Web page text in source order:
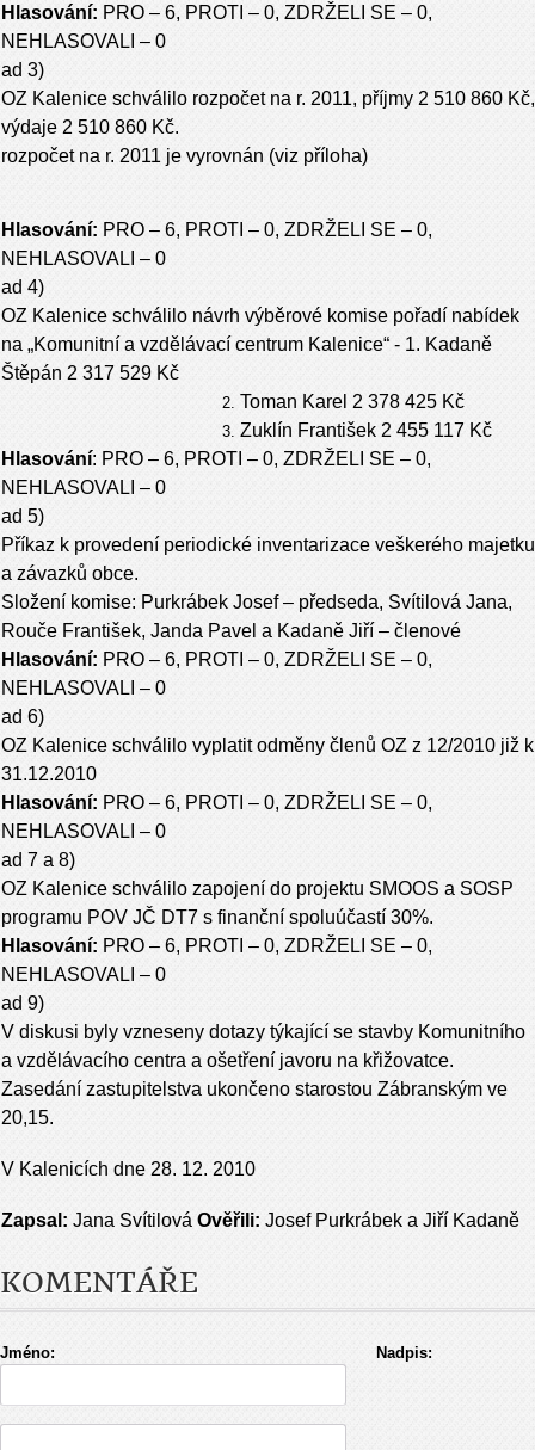
Hlasování: PRO – 6, PROTI – 0, ZDRŽELI SE – 0,
NEHLASOVALI – 0
ad 3)
OZ Kalenice schválilo rozpočet na r. 2011, příjmy 2 510 860 Kč,
výdaje 2 510 860 Kč.
rozpočet na r. 2011 je vyrovnán (viz příloha)
Hlasování: PRO – 6, PROTI – 0, ZDRŽELI SE – 0,
NEHLASOVALI – 0
ad 4)
OZ Kalenice schválilo návrh výběrové komise pořadí nabídek
na „Komunitní a vzdělávací centrum Kalenice“ - 1. Kadaně
Štěpán 2 317 529 Kč
Toman Karel 2 378 425 Kč
Zuklín František 2 455 117 Kč
Hlasování: PRO – 6, PROTI – 0, ZDRŽELI SE – 0,
NEHLASOVALI – 0
ad 5)
Příkaz k provedení periodické inventarizace veškerého majetku
a závazků obce.
Složení komise: Purkrábek Josef – předseda, Svítilová Jana,
Rouče František, Janda Pavel a Kadaně Jiří – členové
Hlasování: PRO – 6, PROTI – 0, ZDRŽELI SE – 0,
NEHLASOVALI – 0
ad 6)
OZ Kalenice schválilo vyplatit odměny členů OZ z 12/2010 již k
31.12.2010
Hlasování: PRO – 6, PROTI – 0, ZDRŽELI SE – 0,
NEHLASOVALI – 0
ad 7 a 8)
OZ Kalenice schválilo zapojení do projektu SMOOS a SOSP
programu POV JČ DT7 s finanční spoluúčastí 30%.
Hlasování: PRO – 6, PROTI – 0, ZDRŽELI SE – 0,
NEHLASOVALI – 0
ad 9)
V diskusi byly vzneseny dotazy týkající se stavby Komunitního
a vzdělávacího centra a ošetření javoru na křižovatce.
Zasedání zastupitelstva ukončeno starostou Zábranským ve
20,15.
V Kalenicích dne 28. 12. 2010
Zapsal: Jana Svítilová Ověřili: Josef Purkrábek a Jiří Kadaně
KOMENTÁŘE
Jméno: Nadpis: